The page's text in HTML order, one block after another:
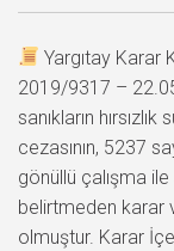
Yargıtay Karar
2019/9317 –
sanıkların
cezasının, 5237
gönüllü çalışma
belirtmeden karar
olmuştur. Karar